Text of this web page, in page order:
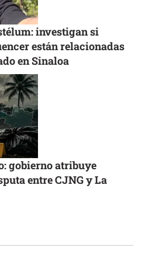
investigan si
están relacionadas
en Sinaloa
gobierno atribuye
entre CJNG y La